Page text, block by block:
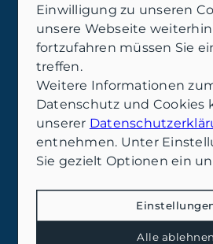
Einwilligung zu unseren
unsere Webseite
fortzufahren müssen Sie
treffen.
Weitere Informationen
Datenschutz und Cookies
unserer
entnehmen. Unter
Sie gezielt Optionen ein
Alle ablehnen